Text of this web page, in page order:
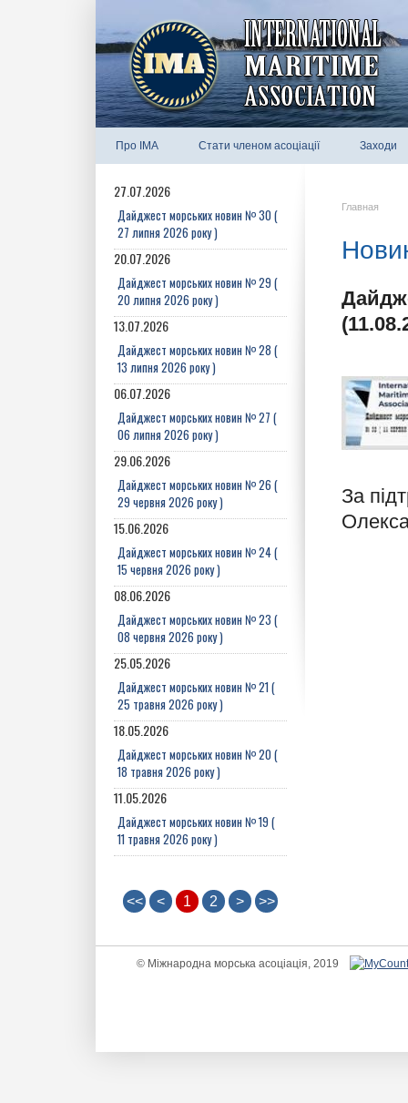
Про IMA Стати членом асоціації Заходи
27.07.2026
Дайджест морських новин № 30 (
27 липня 2026 року )
20.07.2026
Дайджест морських новин № 29 (
20 липня 2026 року )
13.07.2026
Дайджест морських новин № 28 (
13 липня 2026 року )
06.07.2026
Дайджест морських новин № 27 (
06 липня 2026 року )
29.06.2026
Дайджест морських новин № 26 (
29 червня 2026 року )
15.06.2026
Дайджест морських новин № 24 (
15 червня 2026 року )
08.06.2026
Дайджест морських новин № 23 (
08 червня 2026 року )
25.05.2026
Дайджест морських новин № 21 (
25 травня 2026 року )
18.05.2026
Дайджест морських новин № 20 (
18 травня 2026 року )
11.05.2026
Дайджест морських новин № 19 (
11 травня 2026 року )
<< < 1 2 > >>
Главная
За
© Міжнародна морська асоціація, 2019